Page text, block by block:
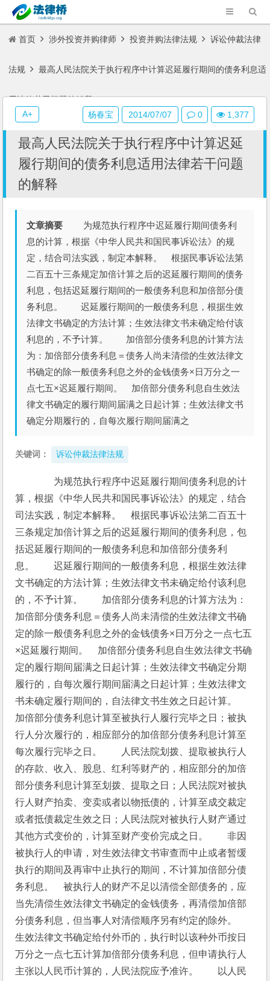
首页 涉外投资并购律师 投资并购法律法规 诉讼仲裁法律
法规 最高人民法院关于执行程序中计算迟延履行期间的债务利息适
用法律若干问题的解释
最高人民法院关于执行程序中计算迟延
履行期间的债务利息适用法律若干问题
的解释
文章摘要 为规范执行程序中迟延履行期间债务利
息的计算，根据《中华人民共和国民事诉讼法》的规
定，结合司法实践，制定本解释。 根据民事诉讼法第
二百五十三条规定加倍计算之后的迟延履行期间的债务
利息，包括迟延履行期间的一般债务利息和加倍部分债
务利息。 迟延履行期间的一般债务利息，根据生效
法律文书确定的方法计算；生效法律文书未确定给付该
利息的，不予计算。 加倍部分债务利息的计算方法
为：加倍部分债务利息＝债务人尚未清偿的生效法律文
书确定的除一般债务利息之外的金钱债务×日万分之一
点七五×迟延履行期间。 加倍部分债务利息自生效法
律文书确定的履行期间届满之日起计算；生效法律文书
确定分期履行的，自每次履行期间届满之
关键词： 诉讼仲裁法律法规
为规范执行程序中迟延履行期间债务利息的计
算，根据《中华人民共和国民事诉讼法》的规定，结合
司法实践，制定本解释。　根据民事诉讼法第二百五十
三条规定加倍计算之后的迟延履行期间的债务利息，包
括迟延履行期间的一般债务利息和加倍部分债务利
息。　　迟延履行期间的一般债务利息，根据生效法律
文书确定的方法计算；生效法律文书未确定给付该利息
的，不予计算。　　加倍部分债务利息的计算方法为：
加倍部分债务利息＝债务人尚未清偿的生效法律文书确
定的除一般债务利息之外的金钱债务×日万分之一点七五
×迟延履行期间。　加倍部分债务利息自生效法律文书确
定的履行期间届满之日起计算；生效法律文书确定分期
履行的，自每次履行期间届满之日起计算；生效法律文
书未确定履行期间的，自法律文书生效之日起计算。
加倍部分债务利息计算至被执行人履行完毕之日；被执
行人分次履行的，相应部分的加倍部分债务利息计算至
每次履行完毕之日。　　人民法院划拨、提取被执行人
的存款、收入、股息、红利等财产的，相应部分的加倍
部分债务利息计算至划拨、提取之日；人民法院对被执
行人财产拍卖、变卖或者以物抵债的，计算至成交裁定
或者抵债裁定生效之日；人民法院对被执行人财产通过
其他方式变价的，计算至财产变价完成之日。　　非因
被执行人的申请，对生效法律文书审查而中止或者暂缓
执行的期间及再审中止执行的期间，不计算加倍部分债
务利息。　被执行人的财产不足以清偿全部债务的，应
当先清偿生效法律文书确定的金钱债务，再清偿加倍部
分债务利息，但当事人对清偿顺序另有约定的除外。
生效法律文书确定给付外币的，执行时以该种外币按日
万分之一点七五计算加倍部分债务利息，但申请执行人
主张以人民币计算的，人民法院应予准许。　　以人民
杨春宝 2014/07/07 0 1,377
A+